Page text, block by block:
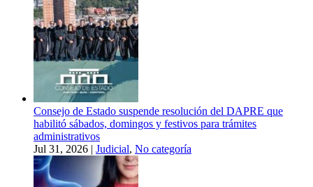
Consejo de Estado suspende resolución del DAPRE que
habilitó sábados, domingos y festivos para trámites
administrativos
Jul 31, 2026 | Judicial, No categoría